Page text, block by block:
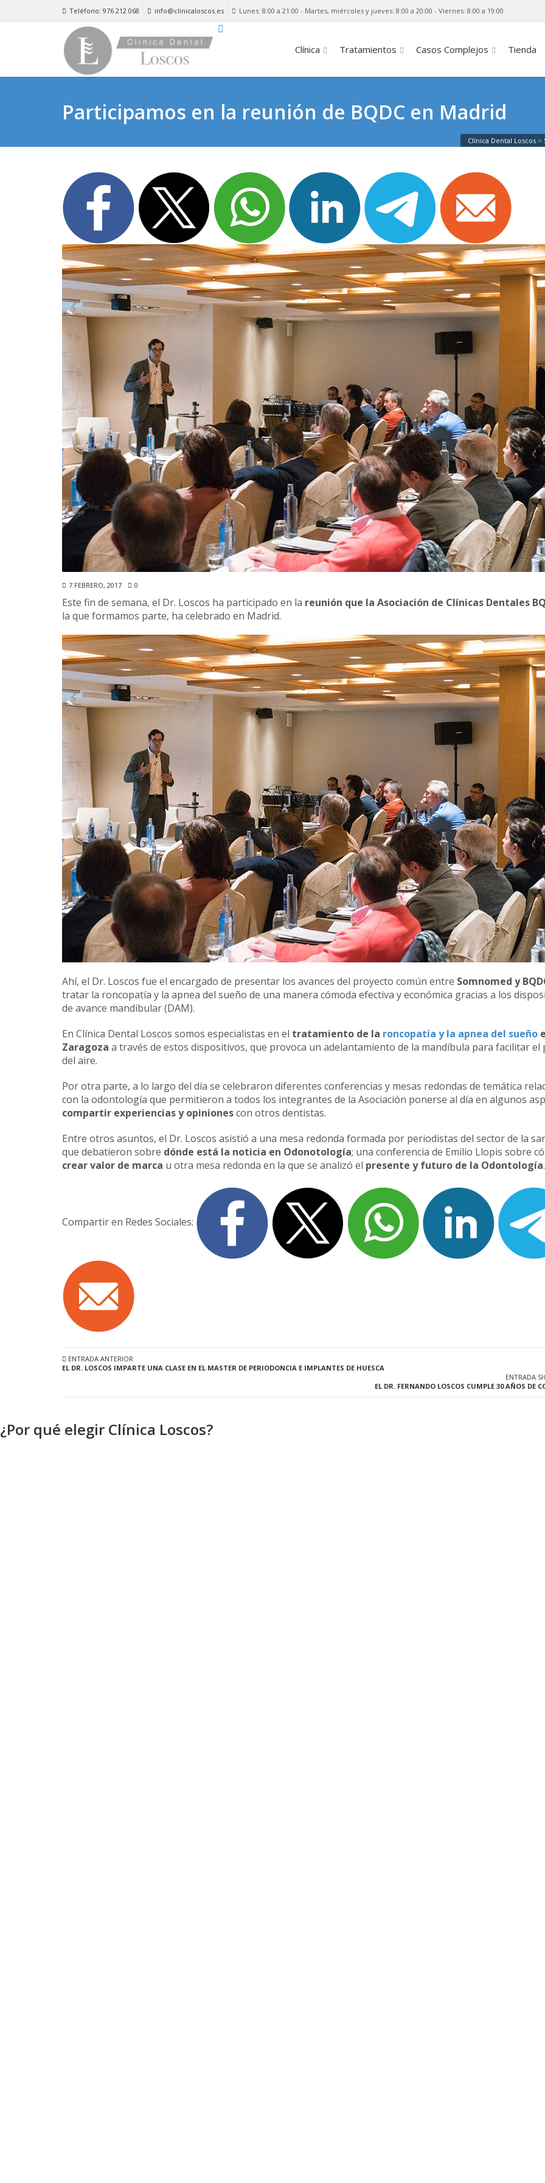
Teléfono: 976 212 068 info@clinicaloscos.es Lunes: 8:00 a 21:00 - Martes, miércoles y jueves: 8:00 a 20:00 - Viernes: 8:00 a 19:00
Clínica Tratamientos Casos Complejos Tienda
Participamos en la reunión de BQDC en Madrid
Clínica Dental Loscos >
7 FEBRERO, 2017 0
Este fin de semana, el Dr. Loscos ha participado en la reunión que la Asociación de Clínicas Dentales
la que formamos parte, ha celebrado en Madrid.
Ahí, el Dr. Loscos fue el encargado de presentar los avances del proyecto común entre Somnomed y
tratar la roncopatía y la apnea del sueño de una manera cómoda efectiva y económica gracias a los
de avance mandibular (DAM).
En Clínica Dental Loscos somos especialistas en el tratamiento de la roncopatía y la apnea del sueño
Zaragoza a través de estos dispositivos, que provoca un adelantamiento de la mandíbula para facilitar el
del aire.
Por otra parte, a lo largo del día se celebraron diferentes conferencias y mesas redondas de temática
con la odontología que permitieron a todos los integrantes de la Asociación ponerse al día en algunos
compartir experiencias y opinionescon otros dentistas.
Entre otros asuntos, el Dr. Loscos asistió a una mesa redonda formada por periodistas del sector de la
que debatieron sobre dónde está la noticia en Odonotología; una conferencia de Emilio Llopis sobre
crear valor de marca u otra mesa redonda en la que se analizó el presente y futuro de la Odontología.
Compartir en Redes Sociales:
ENTRADA ANTERIOR
EL DR. LOSCOS IMPARTE UNA CLASE EN EL MASTER DE PERIODONCIA E IMPLANTES DE HUESCA
ENTRADA
EL DR. FERNANDO LOSCOS CUMPLE 30 AÑOS DE
¿Por qué elegir Clínica Loscos?